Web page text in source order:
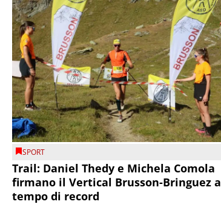
SPORT
Trail: Daniel Thedy e Michela Comola
firmano il Vertical Brusson-Bringuez a
tempo di record